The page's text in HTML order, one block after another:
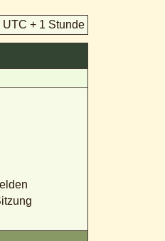
+ 1 Stunde